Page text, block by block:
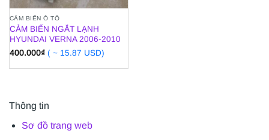
CẢM BIẾN Ô TÔ
CẢM BIẾN NGẮT LẠNH
HYUNDAI VERNA 2006-2010
400.000₫ ( ~ 15.87 USD)
Thông tin
Sơ đồ trang web